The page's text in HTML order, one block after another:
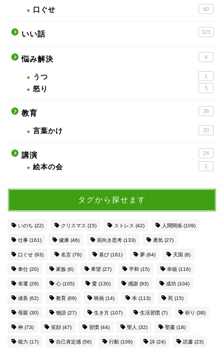
口ぐせ 60
いい話 123
悩み解決 4
うつ 1
怒り 3
教育 36
言葉かけ 20
講演 24
絵本の会 1
タグから探せます
いのち (22) クリスマス (15) ストレス (42) 人間関係 (109)
仕事 (161) 健康 (46) 前向き思考 (133) 勇気 (27)
口ぐせ (93) 名言 (76) 喜び (161) 夢 (64) 天国 (8)
奉仕 (20) 家族 (6) 希望 (27) 平和 (15) 幸福 (116)
幸運 (29) 心 (105) 愛 (130) 感謝 (93) 成功 (104)
成長 (62) 教育 (69) 映画 (14) 本 (113) 死 (15)
母親 (30) 物語 (27) 生き方 (107) 生活習慣 (7) 祈り (38)
神 (73) 笑顔 (47) 習慣 (44) 聖人 (32) 聖書 (18)
能力 (17) 自己肯定感 (56) 行動 (109) 詩 (24) 読書 (23)